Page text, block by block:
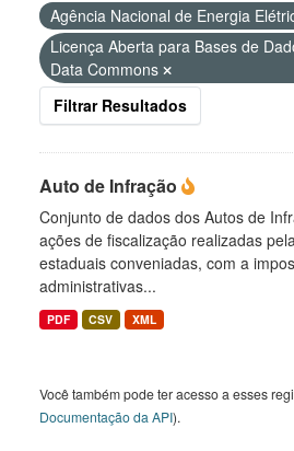
Agência Nacional de Energia
Licença Aberta para Bases de
Data Commons
Filtrar Resultados
Auto de Infração
Conjunto de dados dos Autos de
ações de fiscalização realizadas
estaduais conveniadas, com a
administrativas...
PDF CSV XML
Você também pode ter acesso a esses
Documentação da API).